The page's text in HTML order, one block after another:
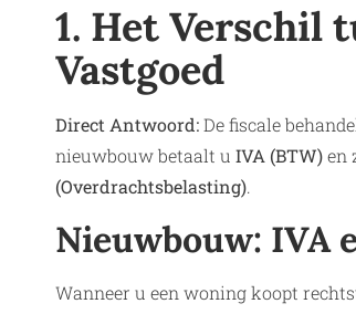
1. Het Verschil
Vastgoed
Direct Antwoord:De fiscale
nieuwbouw betaalt u IVA (BTW)en
(Overdrachtsbelasting).
Nieuwbouw: IVA
Wanneer u een woning koopt